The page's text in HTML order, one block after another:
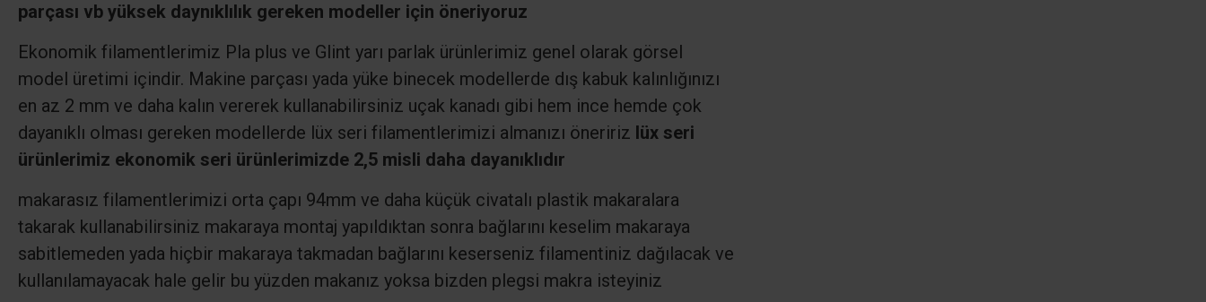
parçası vb yüksek daynıklılık gereken modeller için öneriyoruz
Ekonomik filamentlerimiz Pla plus ve Glint yarı parlak ürünlerimiz genel olarak görsel
model üretimi içindir. Makine parçası yada yüke binecek modellerde dış kabuk kalınlığınızı
en az 2 mm ve daha kalın vererek kullanabilirsiniz uçak kanadı gibi hem ince hemde çok
dayanıklı olması gereken modellerde lüx seri filamentlerimizi almanızı öneririz lüx seri
ürünlerimiz ekonomik seri ürünlerimizde 2,5 misli daha dayanıklıdır
makarasız filamentlerimizi orta çapı 94mm ve daha küçük civatalı plastik makaralara
takarak kullanabilirsiniz makaraya montaj yapıldıktan sonra bağlarını keselim makaraya
sabitlemeden yada hiçbir makaraya takmadan bağlarını keserseniz filamentiniz dağılacak ve
kullanılamayacak hale gelir bu yüzden makanız yoksa bizden plegsi makra isteyiniz